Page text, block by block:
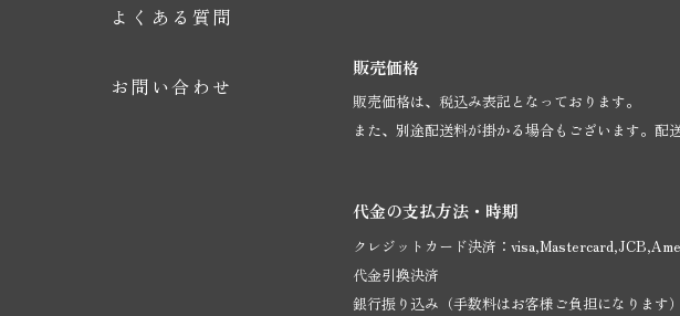
よくある質問
お問い合わせ
販売価格
販売価格は、税込み表記となっております。
また、別途配送料が掛かる場合もございます。配
代金の支払方法・時期
クレジットカード決済：
代金引換決済
銀行振り込み（手数料はお客様ご負担になります）